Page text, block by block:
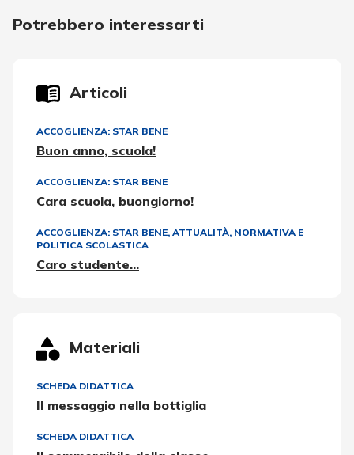
Potrebbero interessarti
Articoli
ACCOGLIENZA: STAR BENE
Buon anno, scuola!
ACCOGLIENZA: STAR BENE
Cara scuola, buongiorno!
ACCOGLIENZA: STAR BENE, ATTUALITÀ, NORMATIVA E
POLITICA SCOLASTICA
Caro studente…
Materiali
SCHEDA DIDATTICA
Il messaggio nella bottiglia
SCHEDA DIDATTICA